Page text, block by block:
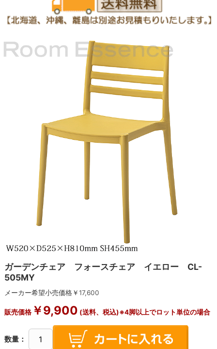
ガーデンチェア フォースチェア イエロー CL-
505MY
メーカー希望小売価格￥17,600
販売価格￥9,900 (送料、税込)※4脚以上でロット単位の場合
数量：